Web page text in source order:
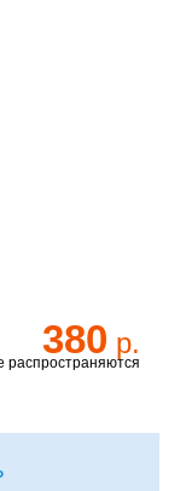
380 р.
распространяются